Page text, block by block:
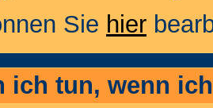
Sie hier
ich tun, wenn